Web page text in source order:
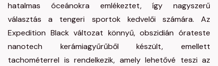
hatalmas óceánokra emlékeztet, így nagyszerű
választás a tengeri sportok kedvelői számára. Az
Expedition Black változat könnyű, obszidián órateste
nanotech kerámiagyűrűből készült, emellett
tachométerrel is rendelkezik, amely lehetővé teszi az